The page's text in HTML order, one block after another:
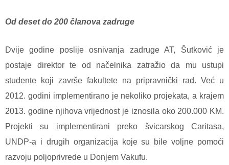
Od deset do 200 članova zadruge
Dvije godine poslije osnivanja zadruge AT, Šutković je
postaje direktor te od načelnika zatražio da mu ustupi
studente koji završe fakultete na pripravnički rad. Već u
2012. godini implementirano je nekoliko projekata, a krajem
2013. godine njihova vrijednost je iznosila oko 200.000 KM.
Projekti su implementirani preko švicarskog Caritasa,
UNDP-a i drugih organizacija koje su bile voljne pomoći
razvoju poljoprivrede u Donjem Vakufu.